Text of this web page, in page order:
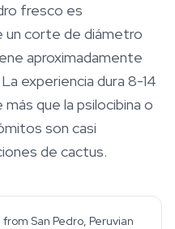
fresco es
corte de diámetro
aproximadamente
experiencia dura 8-14
que la psilocibina o
son casi
de cactus.
San Pedro, Peruvian